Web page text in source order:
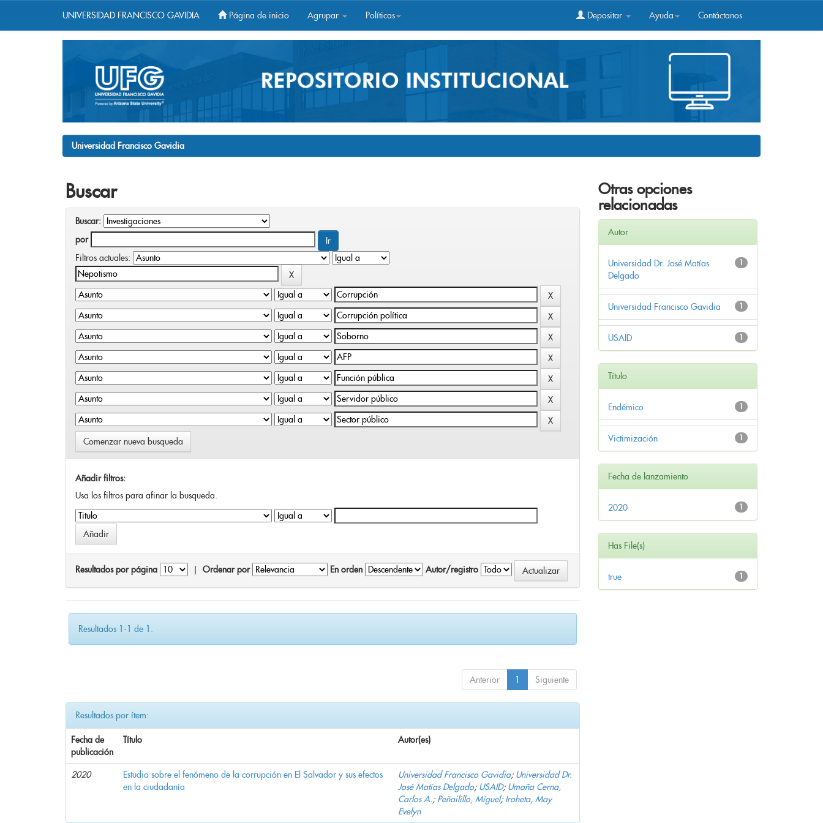
UNIVERSIDAD FRANCISCO GAVIDIA Página de inicio Agrupar Políticas Depositar Ayuda Contáctanos
Universidad Francisco Gavidia
Buscar
Buscar:
por
Filtros actuales:
Comenzar nueva busqueda
Añadir filtros:
Usa los filtros para afinar la busqueda.
Resultados por página Ordenar por En orden Autor/registro
Resultados 1-1 de 1.
Anterior 1 Siguiente
Resultados por ítem:
Fecha de
publicación
Título Autor(es)
2020
Estudio sobre el fenómeno de la corrupción en El Salvador y sus efectos
en la ciudadanía
Universidad Francisco Gavidia; Universidad Dr.
José Matías Delgado; USAID; Umaña Cerna,
Carlos A.; Peñailillo, Miguel; Iraheta, May
Evelyn
Otras opciones
relacionadas
Autor
1
Universidad Dr. José Matías
Delgado
1
Universidad Francisco Gavidia
1
USAID
Título
1
Endémico
1
Victimización
Fecha de lanzamiento
1
2020
Has File(s)
1
true